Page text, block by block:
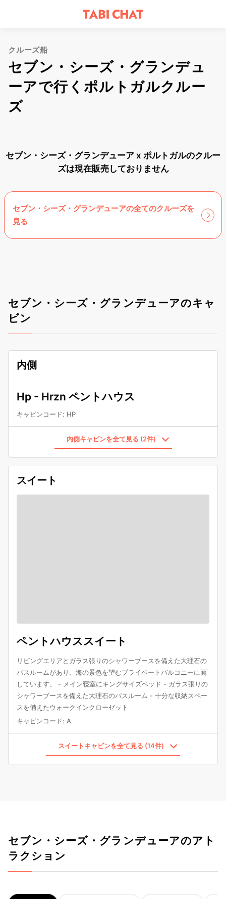
クルーズ船
セブン・シーズ・グランデュ
ーアで行くポルトガルクルー
ズ
セブン・シーズ・グランデューア x ポルトガルのクルー
ズは現在販売しておりません
セブン・シーズ・グランデューアの全てのクルーズを
見る
セブン・シーズ・グランデューアのキャ
ビン
内側
Hp - Hrzn ペントハウス
キャビンコード: HP
内側キャビンを全て見る (2件)
スイート
ペントハウススイート
リビングエリアとガラス張りのシャワーブースを備えた大理石の
バスルームがあり、海の景色を望むプライベートバルコニーに面
しています。 - メイン寝室にキングサイズベッド - ガラス張りの
シャワーブースを備えた大理石のバスルーム - 十分な収納スペー
スを備えたウォークインクローゼット
キャビンコード: A
スイートキャビンを全て見る (14件)
セブン・シーズ・グランデューアのアト
ラクション